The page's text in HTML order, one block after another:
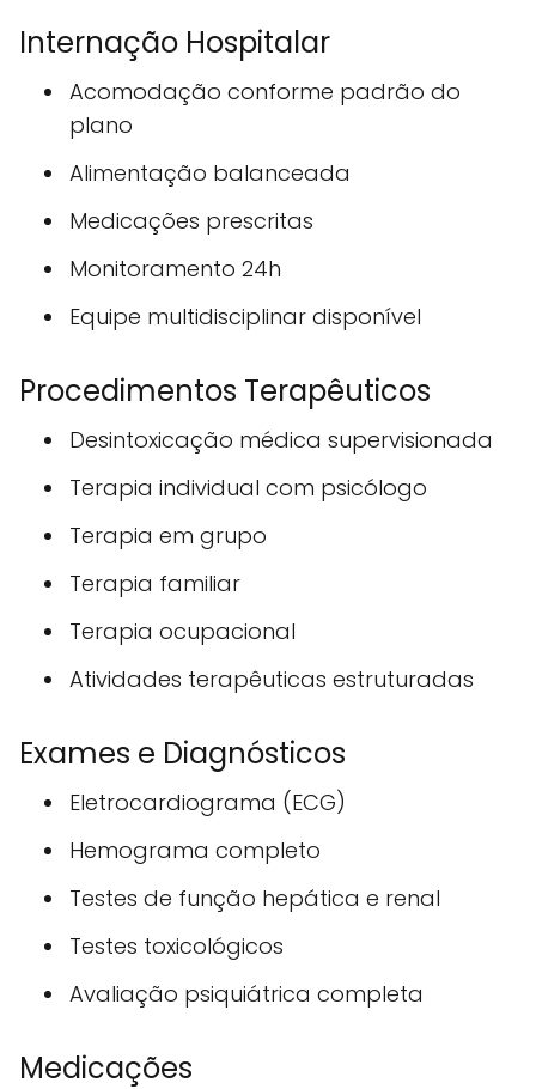
Internação Hospitalar
Acomodação conforme padrão do
plano
Alimentação balanceada
Medicações prescritas
Monitoramento 24h
Equipe multidisciplinar disponível
Procedimentos Terapêuticos
Desintoxicação médica supervisionada
Terapia individual com psicólogo
Terapia em grupo
Terapia familiar
Terapia ocupacional
Atividades terapêuticas estruturadas
Exames e Diagnósticos
Eletrocardiograma (ECG)
Hemograma completo
Testes de função hepática e renal
Testes toxicológicos
Avaliação psiquiátrica completa
Medicações